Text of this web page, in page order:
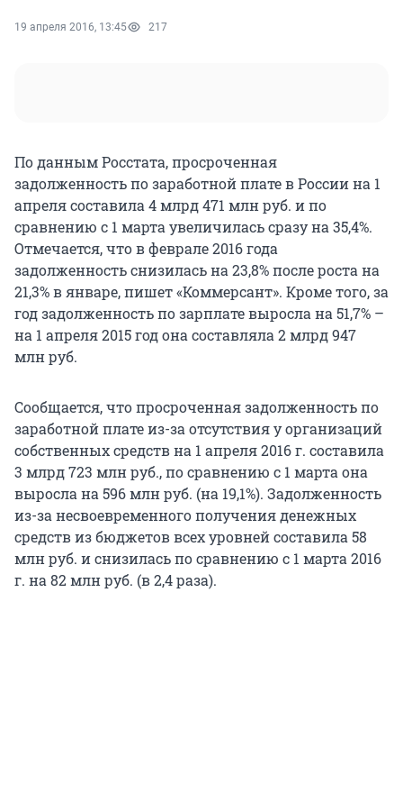
19 апреля 2016, 13:45 217
По данным Росстата, просроченная
задолженность по заработной плате в России на 1
апреля составила 4 млрд 471 млн руб. и по
сравнению с 1 марта увеличилась сразу на 35,4%.
Отмечается, что в феврале 2016 года
задолженность снизилась на 23,8% после роста на
21,3% в январе, пишет «Коммерсант». Кроме того, за
год задолженность по зарплате выросла на 51,7% –
на 1 апреля 2015 год она составляла 2 млрд 947
млн руб.
Сообщается, что просроченная задолженность по
заработной плате из-за отсутствия у организаций
собственных средств на 1 апреля 2016 г. составила
3 млрд 723 млн руб., по сравнению с 1 марта она
выросла на 596 млн руб. (на 19,1%). Задолженность
из-за несвоевременного получения денежных
средств из бюджетов всех уровней составила 58
млн руб. и снизилась по сравнению с 1 марта 2016
г. на 82 млн руб. (в 2,4 раза).